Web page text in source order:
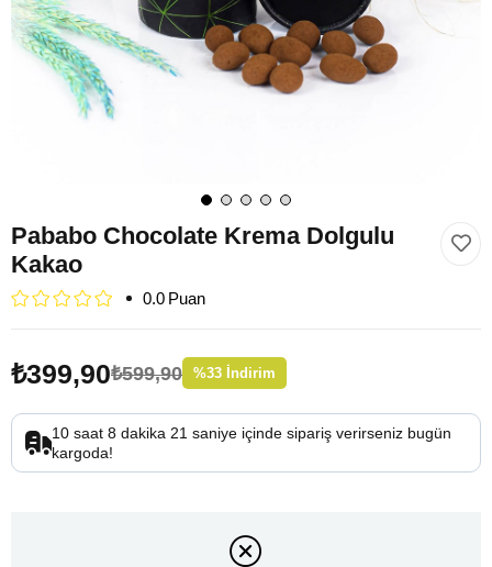
Pababo Chocolate Krema Dolgulu
Kakao
0.0
₺599,90
₺399,90 %33 İndirim
10 saat 8 dakika 20 saniye içinde sipariş verirseniz bugün
kargoda!